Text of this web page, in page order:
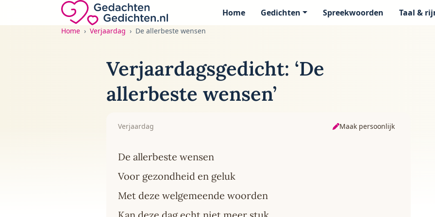
Direct naar de inhoud
Gedachten-Gedichten.nl — naar de homepage
Home Gedichten Spreekwoorden Taal &
Home Verjaardag De allerbeste wensen
Verjaardagsgedicht: ‘De
allerbeste wensen’
Verjaardag Maak persoonlijk
De allerbeste wensen
Voor gezondheid en geluk
Met deze welgemeende woorden